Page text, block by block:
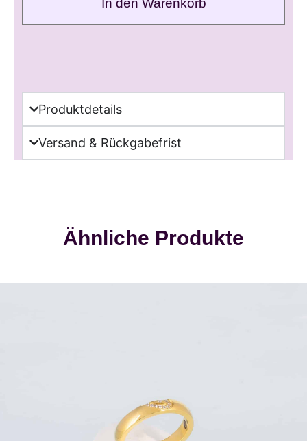
In den Warenkorb
Produktdetails
Versand & Rückgabefrist
Ähnliche Produkte